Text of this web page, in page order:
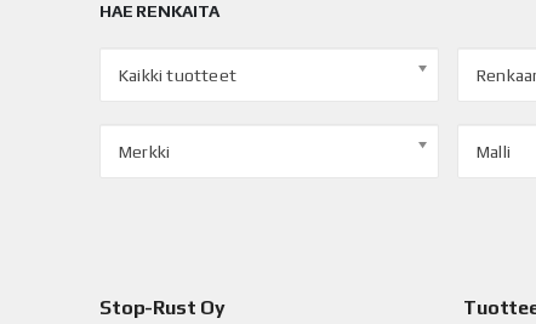
HAE RENKAITA
Kaikki tuotteet
Merkki Malli
Stop-Rust Oy